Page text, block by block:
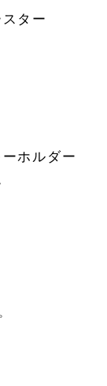
ター
ホルダー